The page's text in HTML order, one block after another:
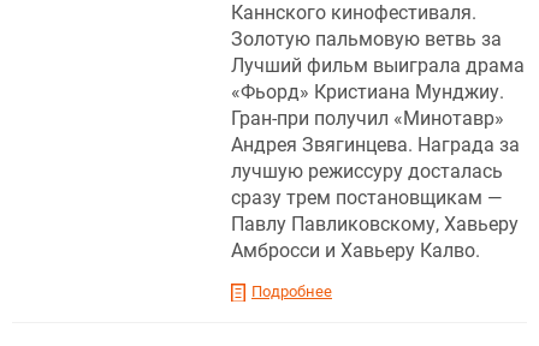
Каннского кинофестиваля.
Золотую пальмовую ветвь за
Лучший фильм выиграла драма
«Фьорд» Кристиана Мунджиу .
Гран-при получил «Минотавр»
Андрея Звягинцева. Награда за
лучшую режиссуру досталась
сразу трем постановщикам —
Павлу Павликовскому, Хавьеру
Амбросси и Хавьеру Калво.
Подробнее